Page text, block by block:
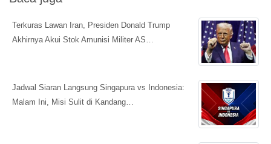
Terkuras Lawan Iran, Presiden Donald Trump
Akhirnya Akui Stok Amunisi Militer AS…
Jadwal Siaran Langsung Singapura vs Indonesia:
Malam Ini, Misi Sulit di Kandang…